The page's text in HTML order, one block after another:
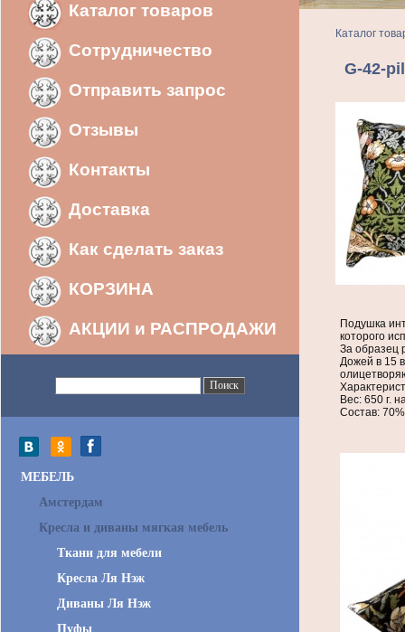
Каталог товаров
Сотрудничество
Отправить запрос
Отзывы
Контакты
Доставка
Как сделать заказ
КОРЗИНА
АКЦИИ и РАСПРОДАЖИ
МЕБЕЛЬ
Амстердам
Кресла и диваны мягкая мебель
Ткани для мебели
Кресла Ля Нэж
Диваны Ля Нэж
Пуфы
Каталог
G-42-
Подушка
которого
За образец
Дожей в 15
Вес: 650 г.
Состав: